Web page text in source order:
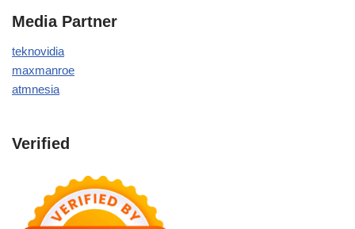
Media Partner
teknovidia
maxmanroe
atmnesia
Verified